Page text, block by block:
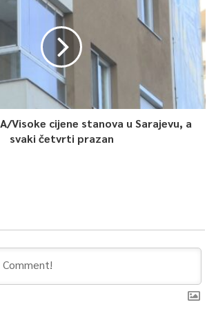
program unapređenja prevencije
kroz masovnu edukaciju samoodbranu i
smo da se u BiH u posljednje vrijeme
teških oblika nasilja nad ženama uključujući
djela i drugih krivičnih djela gdje su
– istakla je Jelena Pekić, dopredsjedavajuća
za 102 posto u odnosu na isti
Dodaje da podržava podnesene
dobrodošl. Ja znam da svi imaju dobre
pitanju ova problematika, ona se rješava u
Visoke cijene stanova u Sarajevu, a
svaki četvrti prazan